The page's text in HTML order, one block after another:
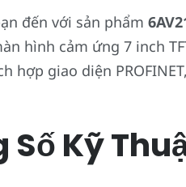
đến với sản phẩm
hình cảm ứng 7 inch
hợp giao diện
Số Kỹ